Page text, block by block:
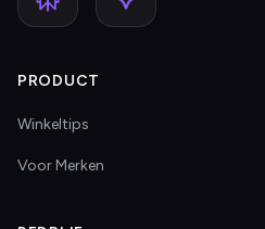
PRODUCT
Winkeltips
Voor Merken